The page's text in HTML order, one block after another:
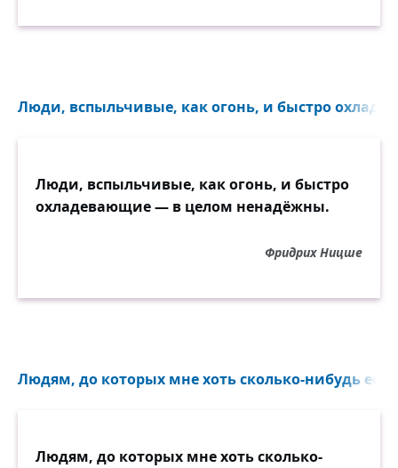
Люди, вспыльчивые, как огонь, и быстро
Люди, вспыльчивые, как огонь, и быстро
охладевающие — в целом ненадёжны.
Фридрих Ницше
Людям, до которых мне хоть сколько-нибудь
Людям, до которых мне хоть сколько-